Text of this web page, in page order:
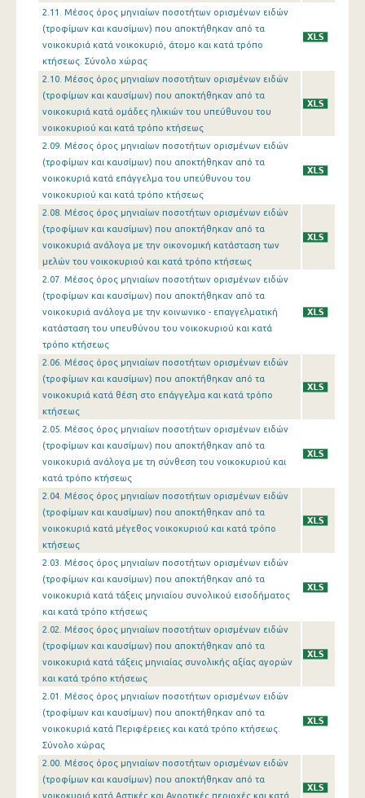
2.11. Μέσος όρος μηνιαίων ποσοτήτων ορισμένων ειδών
(τροφίμων και καυσίμων) που αποκτήθηκαν από τα
νοικοκυριά κατά νοικοκυριό, άτομο και κατά τρόπο
κτήσεως. Σύνολο χώρας
2.10. Μέσος όρος μηνιαίων ποσοτήτων ορισμένων ειδών
(τροφίμων και καυσίμων) που αποκτήθηκαν από τα
νοικοκυριά κατά ομάδες ηλικιών του υπεύθυνου του
νοικοκυριού και κατά τρόπο κτήσεως
2.09. Μέσος όρος μηνιαίων ποσοτήτων ορισμένων ειδών
(τροφίμων και καυσίμων) που αποκτήθηκαν από τα
νοικοκυριά κατά επάγγελμα του υπεύθυνου του
νοικοκυριού και κατά τρόπο κτήσεως
2.08. Μέσος όρος μηνιαίων ποσοτήτων ορισμένων ειδών
(τροφίμων και καυσίμων) που αποκτήθηκαν από τα
νοικοκυριά ανάλογα με την οικονομική κατάσταση των
μελών του νοικοκυριού και κατά τρόπο κτήσεως
2.07. Μέσος όρος μηνιαίων ποσοτήτων ορισμένων ειδών
(τροφίμων και καυσίμων) που αποκτήθηκαν από τα
νοικοκυριά ανάλογα με την κοινωνικο - επαγγελματική
κατάσταση του υπευθύνου του νοικοκυριού και κατά
τρόπο κτήσεως
2.06. Μέσος όρος μηνιαίων ποσοτήτων ορισμένων ειδών
(τροφίμων και καυσίμων) που αποκτήθηκαν από τα
νοικοκυριά κατά θέση στο επάγγελμα και κατά τρόπο
κτήσεως
2.05. Μέσος όρος μηνιαίων ποσοτήτων ορισμένων ειδών
(τροφίμων και καυσίμων) που αποκτήθηκαν από τα
νοικοκυριά ανάλογα με τη σύνθεση του νοικοκυριού και
κατά τρόπο κτήσεως
2.04. Μέσος όρος μηνιαίων ποσοτήτων ορισμένων ειδών
(τροφίμων και καυσίμων) που αποκτήθηκαν από τα
νοικοκυριά κατά μέγεθος νοικοκυριού και κατά τρόπο
κτήσεως
2.03. Μέσος όρος μηνιαίων ποσοτήτων ορισμένων ειδών
(τροφίμων και καυσίμων) που αποκτήθηκαν από τα
νοικοκυριά κατά τάξεις μηνιαίου συνολικού εισοδήματος
και κατά τρόπο κτήσεως
2.02. Μέσος όρος μηνιαίων ποσοτήτων ορισμένων ειδών
(τροφίμων και καυσίμων) που αποκτήθηκαν από τα
νοικοκυριά κατά τάξεις μηνιαίας συνολικής αξίας αγορών
και κατά τρόπο κτήσεως
2.01. Μέσος όρος μηνιαίων ποσοτήτων ορισμένων ειδών
(τροφίμων και καυσίμων) που αποκτήθηκαν από τα
νοικοκυριά κατά Περιφέρειες και κατά τρόπο κτήσεως.
Σύνολο χώρας
2.00. Μέσος όρος μηνιαίων ποσοτήτων ορισμένων ειδών
(τροφίμων και καυσίμων) που αποκτήθηκαν από τα
νοικοκυριά κατά Αστικές και Αγροτικές περιοχές και κατά